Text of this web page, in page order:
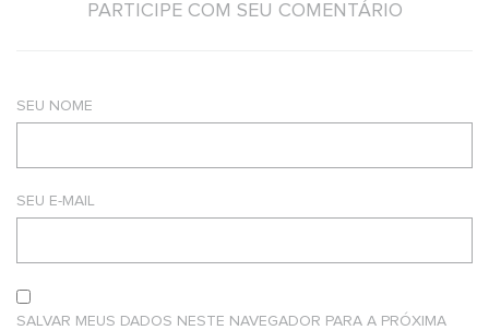
PARTICIPE COM SEU COMENTÁRIO
SEU NOME
SEU E-MAIL
SALVAR MEUS DADOS NESTE NAVEGADOR PARA A PRÓXIMA